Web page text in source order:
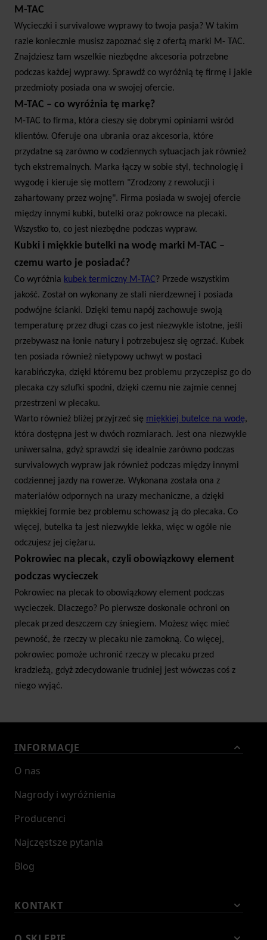
bardziej wymagające aktywności uprawiasz. Poza
tym liczy się czas pracy na jednym ładowaniu. Gdy
masz włączone wszystkie możliwe funkcje takie jak
łączność Wi-Fi, Bluetooth, czy LTE, bateria może się
wyczerpać już po jednym dniu użytkowania.
Dlatego zwróć uwagę na jej pojemność, by podczas
treningu nagle nie zaskoczył Cię brak zasilania.
Jest jeszcze kilka innych funkcji, które muszą
znaleźć się w urządzeniu tego typu dla aktywnych
osób. To m.in.:
pulsoksymetr;
wskazania temperatury;
GPS;
prognoza pogody;
kalendarz;
płatności zbliżeniowe;
wyraźny ekran w słońcu.
Bez tych funkcji trudno wyobrazić sobie wypad
poza miasto na biwak, czy solową wycieczkę po
górach. Smartwatch powinien być Twoim centrum
dowodzenia zwłaszcza gdy nie masz miejsca na
przechowywanie i dźwiganie wszystkich
najpotrzebniejszych rzeczy.
Zegarki i smartwatche dla Ciebie!
Asortyment naszego sklepu internetowego został
skompletowany tak, by zapewnić Ci wszystko, co
niezbędne. Dlatego zapoznaj się z innymi
kategoriami widocznymi w ofercie. Dzięki temu
skompletujesz pełny ekwipunek niezbędny do
aktywnego wypoczynku na łonie natury. Skorzystaj
z propozycjizegarków i smartwatchyjuż dzisiaj i
ciesz się wieloma funkcjami!
M-TAC
Wycieczki i survivalowe wyprawy to twoja pasja? W takim
razie koniecznie musisz zapoznać się z ofertą marki M- TAC.
Znajdziesz tam wszelkie niezbędne akcesoria potrzebne
podczas każdej wyprawy. Sprawdź co wyróżnią tę firmę i jakie
przedmioty posiada ona w swojej ofercie.
M-TAC – co wyróżnia tę markę?
M-TAC to firma, która cieszy się dobrymi opiniami wśród
klientów. Oferuje ona ubrania oraz akcesoria, które
przydatne są zarówno w codziennych sytuacjach jak również
tych ekstremalnych. Marka łączy w sobie styl, technologię i
wygodę i kieruje się mottem "Zrodzony z rewolucji i
zahartowany przez wojnę". Firma posiada w swojej ofercie
między innymi kubki, butelki oraz pokrowce na plecaki.
Wszystko to, co jest niezbędne podczas wypraw.
Kubki i miękkie butelki na wodę marki M-TAC –
czemu warto je posiadać?
Co wyróżnia kubek termiczny M-TAC? Przede wszystkim
jakość. Został on wykonany ze stali nierdzewnej i posiada
podwójne ścianki. Dzięki temu napój zachowuje swoją
temperaturę przez długi czas co jest niezwykle istotne, jeśli
przebywasz na łonie natury i potrzebujesz się ogrzać. Kubek
ten posiada również nietypowy uchwyt w postaci
karabińczyka, dzięki któremu bez problemu przyczepisz go do
plecaka czy szlufki spodni, dzięki czemu nie zajmie cennej
przestrzeni w plecaku.
Warto również bliżej przyjrzeć się miękkiej butelce na wodę,
która dostępna jest w dwóch rozmiarach. Jest ona niezwykle
uniwersalna, gdyż sprawdzi się idealnie zarówno podczas
survivalowych wypraw jak również podczas między innymi
codziennej jazdy na rowerze. Wykonana została ona z
materiałów odpornych na urazy mechaniczne, a dzięki
miękkiej formie bez problemu schowasz ją do plecaka. Co
więcej, butelka ta jest niezwykle lekka, więc w ogóle nie
odczujesz jej ciężaru.
Pokrowiec na plecak, czyli obowiązkowy element
podczas wycieczek
Pokrowiec na plecak to obowiązkowy element podczas
wycieczek. Dlaczego? Po pierwsze doskonale ochroni on
plecak przed deszczem czy śniegiem. Możesz więc mieć
pewność, że rzeczy w plecaku nie zamokną. Co więcej,
pokrowiec pomoże uchronić rzeczy w plecaku przed
kradzieżą, gdyż zdecydowanie trudniej jest wówczas coś z
niego wyjąć.
INFORMACJE
O nas
Nagrody i wyróżnienia
Producenci
Najczęstsze pytania
Blog
KONTAKT